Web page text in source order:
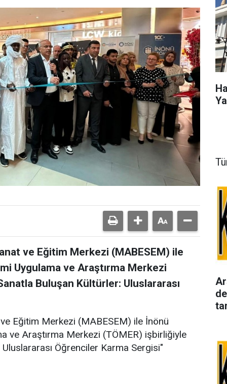
ve Eğitim Merkezi (MABESEM) ile
Uygulama ve Araştırma Merkezi
Buluşan Kültürler: Uluslararası
Eğitim Merkezi (MABESEM) ile İnönü
ve Araştırma Merkezi (TÖMER) işbirliğiyle
Öğrenciler Karma Sergisi"